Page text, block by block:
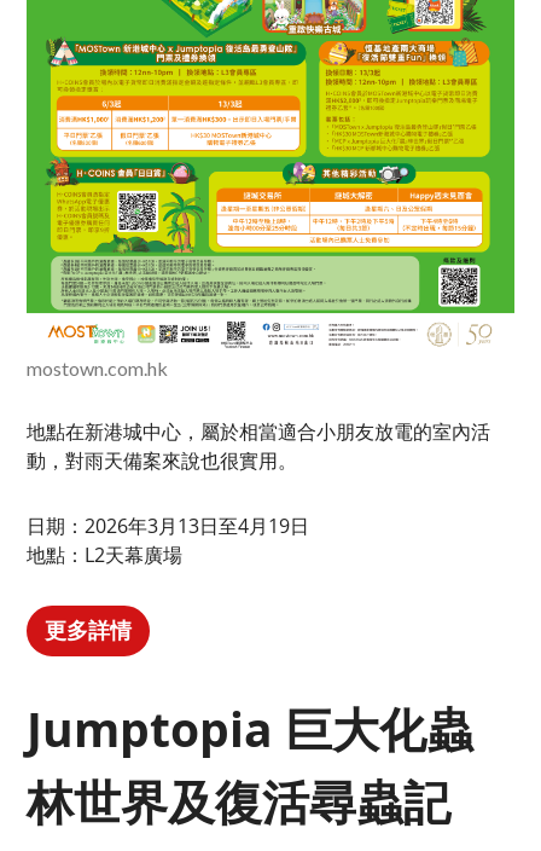
mostown.com.hk
地點在新港城中心，屬於相當適合小朋友放電的室內活
動，對雨天備案來說也很實用。
日期：2026年3月13日至4月19日
地點：L2天幕廣場
更多詳情
Jumptopia 巨大化蟲
林世界及復活尋蟲記